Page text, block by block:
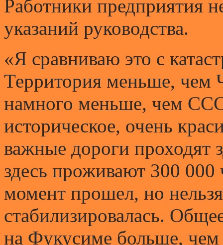
Работники предприятия
указаний руководства.
«Я сравниваю это с
Территория меньше, чем
намного меньше, чем
историческое, очень
важные дороги проходят
здесь проживают 300
момент прошел, но нельзя
стабилизировалась.
на Фукусиме больше,